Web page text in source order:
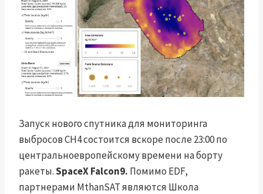
Запуск нового спутника для мониторинга
выбросов CH4 состоится вскоре после 23:00 по
центральноевропейскому времени на борту
ракеты.SpaceX Falcon9. Помимо EDF,
партнерами MthanSAT являются Школа